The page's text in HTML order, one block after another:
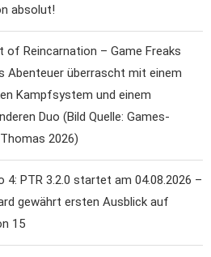
absolut!
of Reincarnation – Game Freaks
Abenteuer überrascht mit einem
Kampfsystem und einem
Duo (Bild Quelle: Games-
2026)
4: PTR 3.2.0 startet am 04.08.2026 –
gewährt ersten Ausblick auf
15